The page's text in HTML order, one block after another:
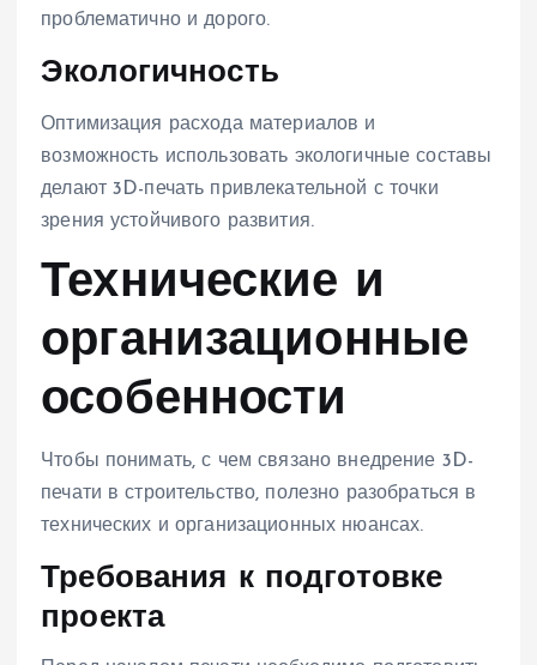
проблематично и дорого.
Экологичность
Оптимизация расхода материалов и
возможность использовать экологичные составы
делают 3D-печать привлекательной с точки
зрения устойчивого развития.
Технические и
организационные
особенности
Чтобы понимать, с чем связано внедрение 3D-
печати в строительство, полезно разобраться в
технических и организационных нюансах.
Требования к подготовке
проекта